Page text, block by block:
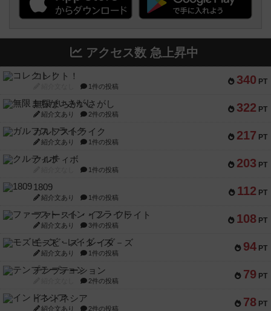
アクセス数 急上昇中
340 PT
コレクト！
1件の投稿
322 PT
無限まちがいさがし
紹介文あり 2件の投稿
217 PT
ガルフストライク
紹介文あり 1件の投稿
203 PT
クルティボ
1件の投稿
112 PT
1809
紹介文あり 1件の投稿
108 PT
ファースト・イン・フライト
紹介文あり 3件の投稿
94 PT
モズビ－ズ・レイダ－ズ
紹介文あり 1件の投稿
79 PT
テンプテーション
2件の投稿
78 PT
インドネシア
紹介文あり 2件の投稿